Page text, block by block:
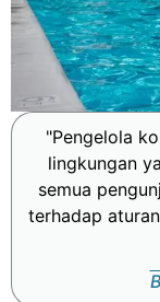
"Pengelola
lingkungan
semua
terhadap